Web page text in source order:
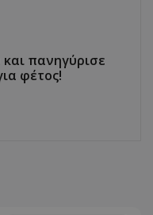
πανηγύρισε
φέτος!